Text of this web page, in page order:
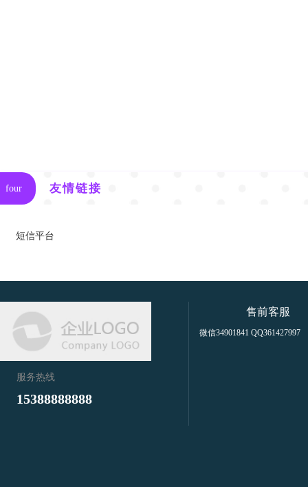
four 友情链接
短信平台
服务热线
15388888888
售前客服
微信34901841 QQ361427997